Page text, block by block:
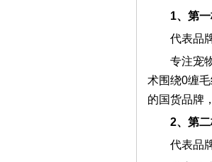
1、第
代表品
专注宠
术围绕0缠
的国货品牌
2、第
代表品